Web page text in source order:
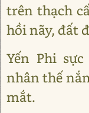
trên thạch
hồi nãy, đất
Yến Phi
nhân thế
mắt.